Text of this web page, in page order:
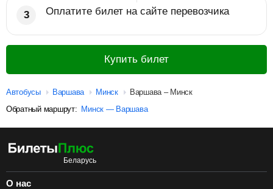
Оплатите билет на сайте перевозчика
Купить билет
Автобусы Варшава Минск
Варшава – Минск
Обратный маршрут: Минск — Варшава
О нас